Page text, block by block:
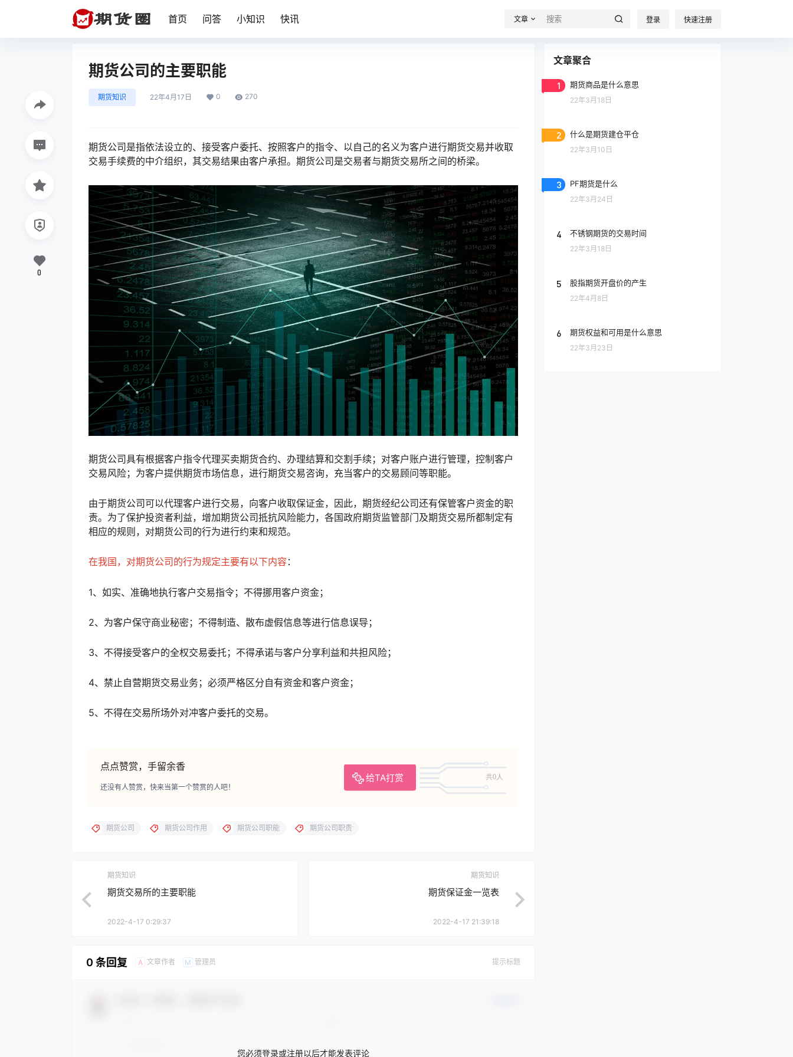
首页 问答 小知识 快讯 文章 登录 快速注册
期货公司的主要职能
期货知识 22年4月17日 0 270
期货公司是指依法设立的、接受客户委托、按照客户的指令、以自己的名义为客户进行期货交易并收取
交易手续费的中介组织，其交易结果由客户承担。期货公司是交易者与期货交易所之间的桥梁。
期货公司具有根据客户指令代理买卖期货合约、办理结算和交割手续；对客户账户进行管理，控制客户
交易风险；为客户提供期货市场信息，进行期货交易咨询，充当客户的交易顾问等职能。
由于期货公司可以代理客户进行交易，向客户收取保证金，因此，期货经纪公司还有保管客户资金的职
责。为了保护投资者利益，增加期货公司抵抗风险能力，各国政府期货监管部门及期货交易所都制定有
相应的规则，对期货公司的行为进行约束和规范。
在我国，对期货公司的行为规定主要有以下内容：
1、如实、准确地执行客户交易指令；不得挪用客户资金；
2、为客户保守商业秘密；不得制造、散布虚假信息等进行信息误导；
3、不得接受客户的全权交易委托；不得承诺与客户分享利益和共担风险；
4、禁止自营期货交易业务；必须严格区分自有资金和客户资金；
5、不得在交易所场外对冲客户委托的交易。
点点赞赏，手留余香
给TA打赏 共0人
还没有人赞赏，快来当第一个赞赏的人吧！
0
期货公司 期货公司作用 期货公司职能 期货公司职责
期货知识
期货交易所的主要职能
2022-4-17 0:29:37
期货知识
期货保证金一览表
2022-4-17 21:39:18
0 条回复 A 文章作者 M 管理员 提示标题
您必须登录或注册以后才能发表评论
文章聚合
1 期货商品是什么意思
22年3月18日
2 什么是期货建仓平仓
22年3月10日
3 PF期货是什么
22年3月24日
4 不锈钢期货的交易时间
22年3月18日
5 股指期货开盘价的产生
22年4月8日
6 期货权益和可用是什么意思
22年3月23日